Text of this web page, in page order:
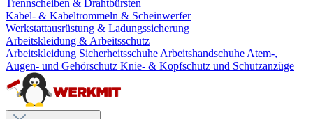
Trennscheiben & Drahtbürsten
Kabel- & Kabeltrommeln & Scheinwerfer
Werkstattausrüstung & Ladungssicherung
Arbeitskleidung & Arbeitsschutz
Arbeitskleidung Sicherheitsschuhe Arbeitshandschuhe Atem-,
Augen- und Gehörschutz Knie- & Kopfschutz und Schutzanzüge